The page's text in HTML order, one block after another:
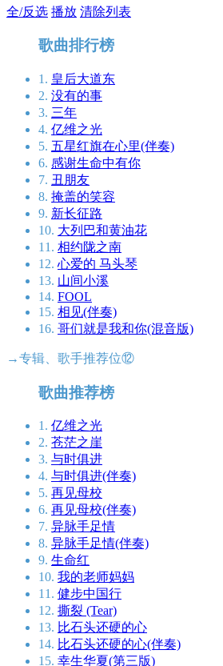
全/反选 播放 清除列表
歌曲排行榜
1. 皇后大道东
2. 没有的事
3. 三年
4. 亿维之光
5. 五星红旗在心里(伴奏)
6. 感谢生命中有你
7. 丑朋友
8. 掩盖的笑容
9. 新长征路
10. 大列巴和黄油花
11. 相约陇之南
12. 心爱的 马头琴
13. 山间小溪
14. FOOL
15. 相见(伴奏)
16. 哥们就是我和你(混音版)
→专辑、歌手推荐位⑫
歌曲推荐榜
1. 亿维之光
2. 苍茫之崖
3. 与时俱进
4. 与时俱进(伴奏)
5. 再见母校
6. 再见母校(伴奏)
7. 异脉手足情
8. 异脉手足情(伴奏)
9. 生命红
10. 我的老师妈妈
11. 健步中国行
12. 撕裂 (Tear)
13. 比石头还硬的心
14. 比石头还硬的心(伴奏)
15. 幸生华夏(第三版)